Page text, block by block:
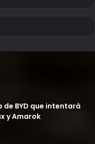
de BYD que intentará
y Amarok